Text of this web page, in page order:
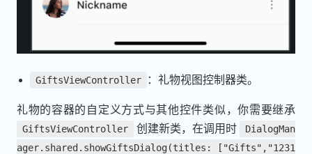
GiftsViewController ：礼物视图控制器类。
礼物的容器的自定义方式与其他控件类似，你需要继承
GiftsViewController 创建新类，在调用时
DialogMan
ager.shared.showGiftsDialog(titles: ["Gifts","1231